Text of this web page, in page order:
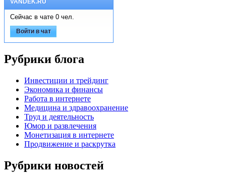
VANDEK.RU
Сейчас в чате 0 чел.
Войти в чат
Рубрики блога
Инвестиции и трейдинг
Экономика и финансы
Работа в интернете
Медицина и здравоохранение
Труд и деятельность
Юмор и развлечения
Монетизация в интернете
Продвижение и раскрутка
Рубрики новостей